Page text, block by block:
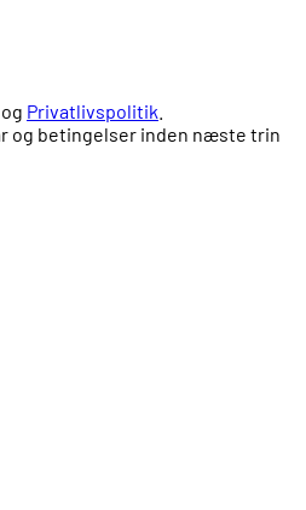
og Privatlivspolitik
og betingelser inden næste trin